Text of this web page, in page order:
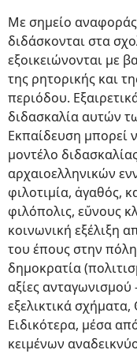
Με σημείο αναφοράς
διδάσκονται στα
εξοικειώνονται με
της ρητορικής και
περιόδου.
διδασκαλία αυτών
Εκπαίδευση μπορεί
μοντέλο
αρχαιοελληνικών
φιλοτιμία, ἀγαθός,
φιλόπολις, εὔνους
κοινωνική εξέλιξη
του έπους στην
δημοκρατία
αξίες ανταγωνισμού
εξελικτικά
Ειδικότερα, μέσα
κειμένων